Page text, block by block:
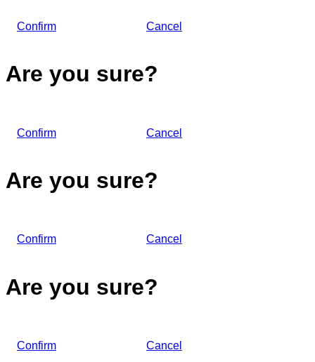
Confirm Cancel
Are you sure?
Confirm Cancel
Are you sure?
Confirm Cancel
Are you sure?
Confirm Cancel